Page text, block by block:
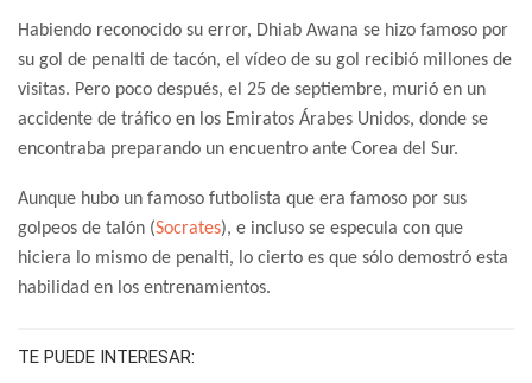
Habiendo reconocido su error, Dhiab Awana se hizo famoso por
su gol de penalti de tacón, el vídeo de su gol recibió millones de
visitas. Pero poco después, el 25 de septiembre, murió en un
accidente de tráfico en los Emiratos Árabes Unidos, donde se
encontraba preparando un encuentro ante Corea del Sur.
Aunque hubo un famoso futbolista que era famoso por sus
golpeos de talón (Socrates), e incluso se especula con que
hiciera lo mismo de penalti, lo cierto es que sólo demostró esta
habilidad en los entrenamientos.
TE PUEDE INTERESAR: